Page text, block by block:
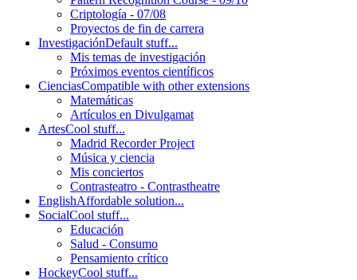
Criptología - 07/08
Proyectos de fin de carrera
InvestigaciónDefault stuff...
Mis temas de investigación
Próximos eventos científicos
CienciasCompatible with other extensions
Matemáticas
Artículos en Divulgamat
ArtesCool stuff...
Madrid Recorder Project
Música y ciencia
Mis conciertos
Contrasteatro - Contrastheatre
EnglishAffordable solution...
SocialCool stuff...
Educación
Salud - Consumo
Pensamiento crítico
HockeyCool stuff...